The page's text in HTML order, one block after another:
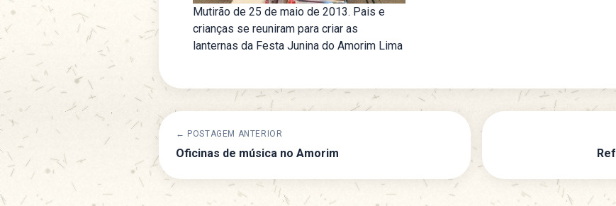
Mutirão de 25 de maio de 2013. Pais e
crianças se reuniram para criar as
lanternas da Festa Junina do Amorim Lima
← POSTAGEM ANTERIOR
Oficinas de música no Amorim